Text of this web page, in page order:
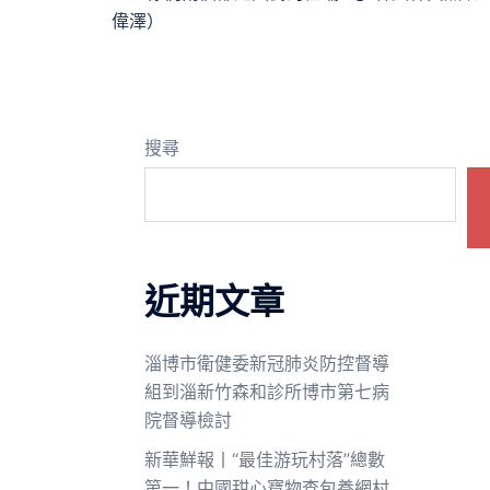
偉澤）
搜尋
近期文章
淄博市衛健委新冠肺炎防控督導
組到淄新竹森和診所博市第七病
院督導檢討
新華鮮報丨“最佳游玩村落”總數